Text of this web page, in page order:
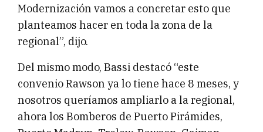
Modernización vamos a concretar esto que
planteamos hacer en toda la zona de la
regional”, dijo.
Del mismo modo, Bassi destacó “este
convenio Rawson ya lo tiene hace 8 meses, y
nosotros queríamos ampliarlo a la regional,
ahora los Bomberos de Puerto Pirámides,